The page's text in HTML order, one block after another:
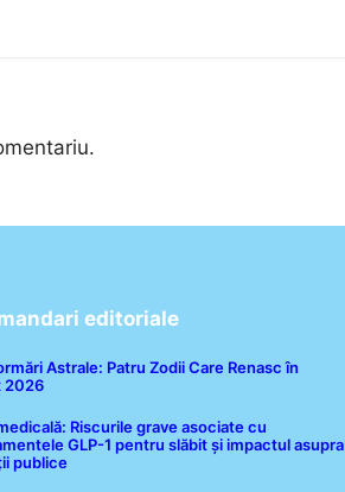
editoriale
Astrale: Patru Zodii Care Renasc în
2026
Riscurile grave asociate cu
GLP-1 pentru slăbit și impactul asupra
publice